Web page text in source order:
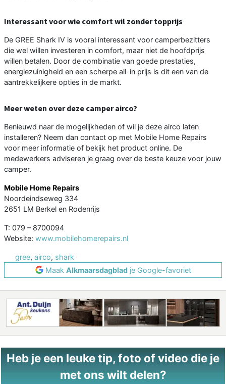
Interessant voor wie comfort wil zonder topprijs
De GREE Shark IV is vooral interessant voor camperbezitters
die wel willen investeren in comfort, maar niet de hoofdprijs
willen betalen. Door de combinatie van goede prestaties,
energiezuinigheid en een scherpe all-in prijs is dit een van de
aantrekkelijkere opties in de markt.
Meer weten over deze camper airco?
Benieuwd naar de mogelijkheden of wil je deze airco laten
installeren? Neem dan contact op met Mobile Home Repairs
voor meer informatie of bekijk het product online. De
medewerkers adviseren je graag over de beste keuze voor jouw
camper.
Mobile Home Repairs
Noordeindseweg 334
2651 LM Berkel en Rodenrijs
T: 079 – 8700094
Website: www.mobilehomerepairs.nl
gree, airco, shark
Maak Alkmaarsdagbladje Google-favoriet
Heb je een leuke tip, foto of video die je
met ons wilt delen?